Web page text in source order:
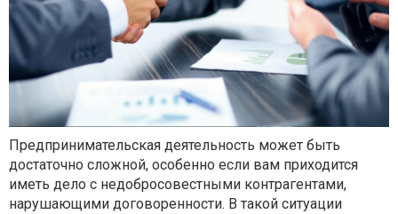
Предпринимательская деятельность может быть
достаточно сложной, особенно если вам приходится
иметь дело с недобросовестными контрагентами,
нарушающими договоренности. В такой ситуации